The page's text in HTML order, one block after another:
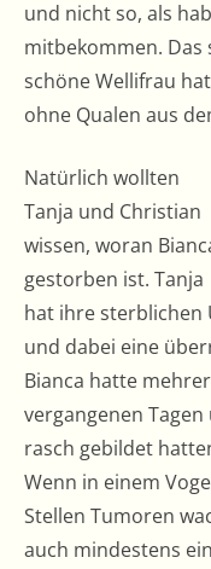
und nicht so, als
mitbekommen. Das
schöne Wellifrau
ohne Qualen aus
Natürlich wollten
Tanja und Christian
wissen, woran
gestorben ist. Tanja
hat ihre sterblichen
und dabei eine
Bianca hatte
vergangenen
rasch gebildet
Wenn in einem
Stellen Tumoren
auch mindestens